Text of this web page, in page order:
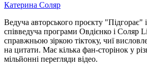
Катерина Соляр
Ведуча авторського проєкту "Підгорає"
співведуча програми Овдієнко і Соляр
справжньою зіркою тіктоку, чиї
на цитати. Має кілька фан-сторінок у
мільйонні перегляди відео.